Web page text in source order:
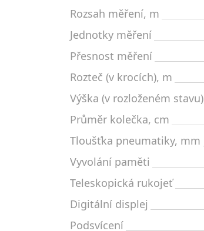
Rozsah měření, m
Jednotky měření
Přesnost měření
Rozteč (v krocích), m
Výška (v rozloženém
Průměr kolečka, cm
Tloušťka pneumatiky, mm
Vyvolání paměti
Teleskopická rukojeť
Digitální displej
Podsvícení